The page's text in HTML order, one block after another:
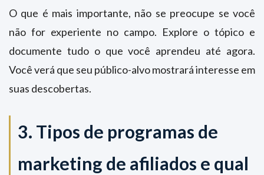
O que é mais importante, não se preocupe se você
não for experiente no campo. Explore o tópico e
documente tudo o que você aprendeu até agora.
Você verá que seu público-alvo mostrará interesse em
suas descobertas.
3. Tipos de programas de
marketing de afiliados e qual